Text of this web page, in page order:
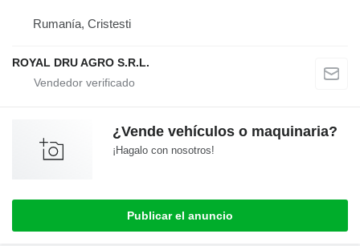
Rumanía, Cristesti
ROYAL DRU AGRO S.R.L.
¿Vende vehículos o maquinaria?
¡Hagalo con nosotros!
Publicar el anuncio